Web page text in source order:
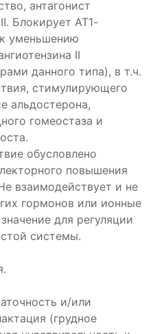
антагонист
Блокирует АТ1-
уменьшению
II
данного типа), в т.ч.
стимулирующего
альдостерона,
гомеостаза и
обусловлено
повышения
взаимодействует и не
гормонов или ионные
для регуляции
системы.
и/или
(грудное